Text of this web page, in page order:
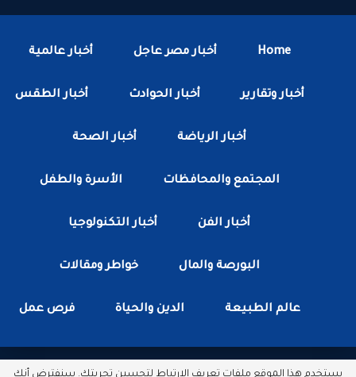
Home أخبار مصر عاجل أخبار عالمية
أخبار وتقارير أخبار الحوادث أخبار الطقس
أخبار الرياضة أخبار الصحة
المجتمع والمحافظات الأسرة والطفل
أخبار الفن أخبار التكنولوجيا
البورصة والمال خواطر ومقالات
عالم الطبيعة الدين والحياة فرص عمل
يستخدم هذا الموقع ملفات تعريف الارتباط لتحسين تجربتك. سنفترض أنك